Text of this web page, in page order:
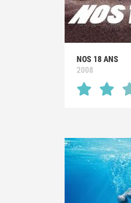
NOS 18 ANS
2008